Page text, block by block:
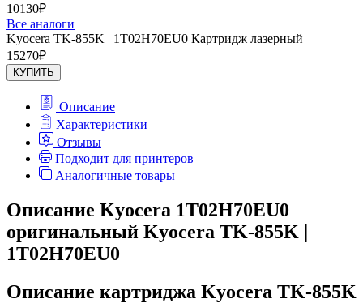
10130₽
Все аналоги
Kyocera TK-855K | 1T02H70EU0 Картридж лазерный
15270₽
КУПИТЬ
Описание
Характеристики
Отзывы
Подходит для принтеров
Аналогичные товары
Описание Kyocera 1T02H70EU0
оригинальный Kyocera TK-855K |
1T02H70EU0
Описание картриджа Kyocera TK-855K